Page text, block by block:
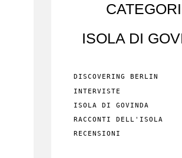
ISOLA DI
DISCOVERING BERLIN
INTERVISTE
ISOLA DI GOVINDA
RACCONTI DELL'ISOLA
RECENSIONI